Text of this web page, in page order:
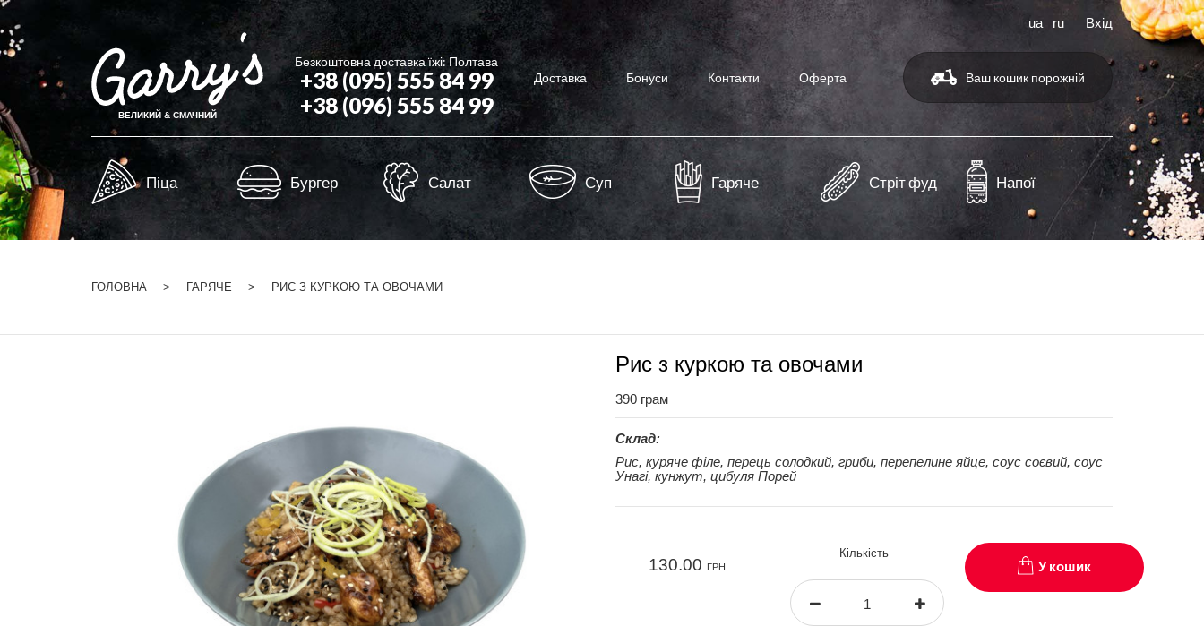
ua ru Вхід
ВЕЛИКИЙ & СМАЧНИЙ
Ваш кошик порожній
Безкоштовна доставка їжі: Полтава
+38 (095) 555 84 99
+38 (096) 555 84 99
Доставка Бонуси Контакти Оферта
Піца Бургер Салат Суп Гаряче Стріт фуд Напої
ГОЛОВНА ГАРЯЧЕ РИС З КУРКОЮ ТА ОВОЧАМИ
Рис з куркою та овочами
390 грам
Склад:
Рис, куряче філе, перець солодкий, гриби, перепелине яйце, соус соєвий, соус
Унагі, кунжут, цибуля Порей
130.00 ГРН
Кількість
У кошик